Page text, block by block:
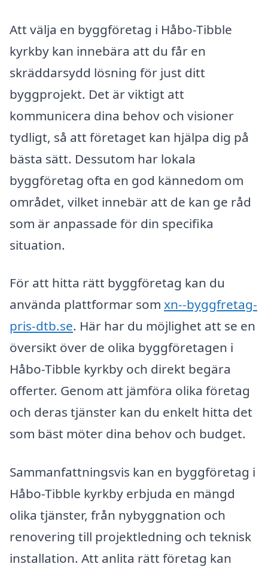
Att välja en byggföretag i Håbo-Tibble
kyrkby kan innebära att du får en
skräddarsydd lösning för just ditt
byggprojekt. Det är viktigt att
kommunicera dina behov och visioner
tydligt, så att företaget kan hjälpa dig på
bästa sätt. Dessutom har lokala
byggföretag ofta en god kännedom om
området, vilket innebär att de kan ge råd
som är anpassade för din specifika
situation.
För att hitta rätt byggföretag kan du
använda plattformar som xn--byggfretag-
pris-dtb.se. Här har du möjlighet att se en
översikt över de olika byggföretagen i
Håbo-Tibble kyrkby och direkt begära
offerter. Genom att jämföra olika företag
och deras tjänster kan du enkelt hitta det
som bäst möter dina behov och budget.
Sammanfattningsvis kan en byggföretag i
Håbo-Tibble kyrkby erbjuda en mängd
olika tjänster, från nybyggnation och
renovering till projektledning och teknisk
installation. Att anlita rätt företag kan